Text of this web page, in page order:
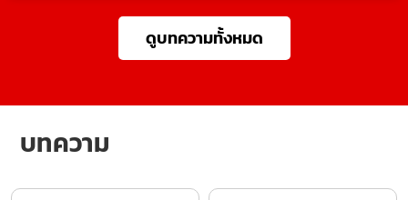
ดูบทความทั้งหมด
บทความ